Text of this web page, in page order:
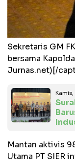
Sekretaris GM
bersama
Jurnas.net)[/
Kamis,
Mantan aktivis
Utama PT SIER